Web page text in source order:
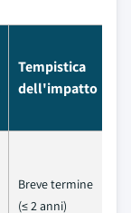
Tempistica
dell'impatto
Breve termine
(≤ 2 anni)